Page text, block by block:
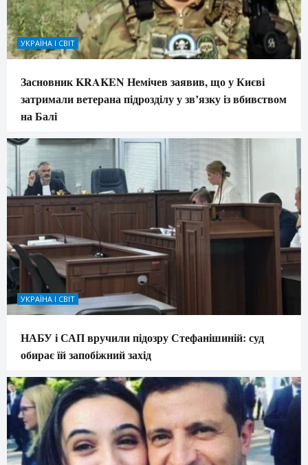
УКРАЇНА І СВІТ
Засновник KRAKEN Немічев заявив, що у Києві
затримали ветерана підрозділу у зв’язку із вбивством
на Балі
УКРАЇНА І СВІТ
НАБУ і САП вручили підозру Стефанішиній: суд
обирає їй запобіжний захід